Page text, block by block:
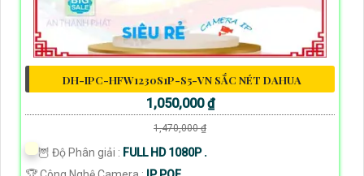
DH-IPC-HFW1230S1P-S5-VN SẮC NÉT DAHUA
1,050,000 ₫
1,470,000 ₫
🦉 Độ Phân giải : FULL HD 1080P .